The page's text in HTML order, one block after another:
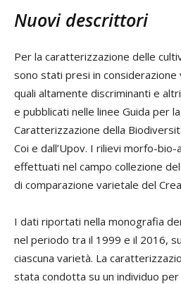
Nuovi descrittori
Per la caratterizzazione delle
sono stati presi in
quali altamente discriminanti e
e pubblicati nelle linee Guida per
Caratterizzazione della
Coi e dall’Upov. I rilievi morfo-
effettuati nel campo collezione
di comparazione varietale del
I dati riportati nella monografia
nel periodo tra il 1999 e il 2016,
ciascuna varietà. La
stata condotta su un individuo